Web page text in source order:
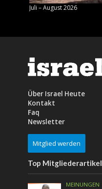
Juli – August 2026
Über Israel Heute
Kontakt
Faq
Newsletter
Mitglied werden
Top Mitgliederartikel
MEINUNGEN